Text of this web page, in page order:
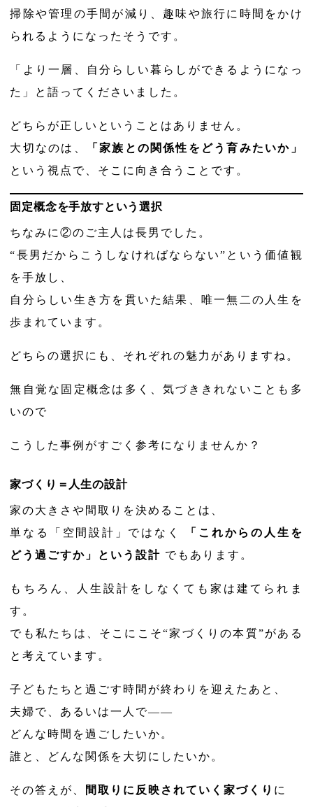
掃除や管理の手間が減り、趣味や旅行に時間をかけ
られるようになったそうです。
「より一層、自分らしい暮らしができるようになっ
た」と語ってくださいました。
どちらが正しいということはありません。
大切なのは、
「家族との関係性をどう育みたいか」
という視点で、そこに向き合うことです。
固定概念を手放すという選択
ちなみに②のご主人は長男でした。
“長男だからこうしなければならない”という価値観
を手放し、
自分らしい生き方を貫いた結果、唯一無二の人生を
歩まれています。
どちらの選択にも、それぞれの魅力がありますね。
無自覚な固定概念は多く、気づききれないことも多
いので
こうした事例がすごく参考になりませんか？
家づくり＝人生の設計
家の大きさや間取りを決めることは、
単なる「空間設計」ではなく
「これからの人生を
どう過ごすか」という設計 でもあります。
もちろん、人生設計をしなくても家は建てられま
す。
でも私たちは、そこにこそ“家づくりの本質”がある
と考えています。
子どもたちと過ごす時間が終わりを迎えたあと、
夫婦で、あるいは一人で――
どんな時間を過ごしたいか。
誰と、どんな関係を大切にしたいか。
その答えが、 間取りに反映されていく家づくり に